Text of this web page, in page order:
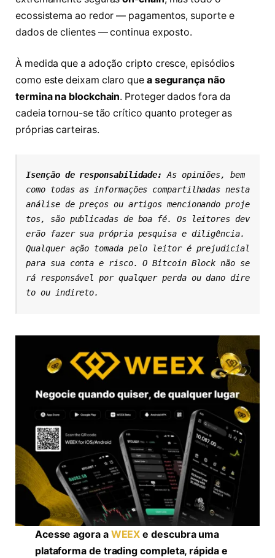
ecossistema ao redor — pagamentos, suporte e
dados de clientes — continua exposto.
À medida que a adoção cripto cresce, episódios
como este deixam claro que a segurança não
termina na blockchain. Proteger dados fora da
cadeia tornou-se tão crítico quanto proteger as
próprias carteiras.
Isenção de responsabilidade: As opiniões, bem
como todas as informações compartilhadas nesta
análise de preços ou artigos mencionando proje
tos, são publicadas de boa fé. Os leitores dev
erão fazer sua própria pesquisa e diligência.
Qualquer ação tomada pelo leitor é prejudicial
para sua conta e risco. O Bitcoin Block não se
rá responsável por qualquer perda ou dano dire
to ou indireto.
Acesse agora a WEEX e descubra uma
plataforma de trading completa, rápida e